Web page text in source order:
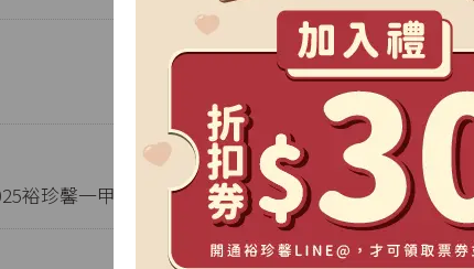
裕珍馨一甲子創意聯想繪畫比賽」得獎作品線上展覽 ✨